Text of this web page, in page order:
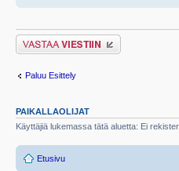
Lähetä vastaus
Paluu Esittely
PAIKALLAOLIJAT
Käyttäjiä lukemassa tätä aluetta: Ei
Etusivu